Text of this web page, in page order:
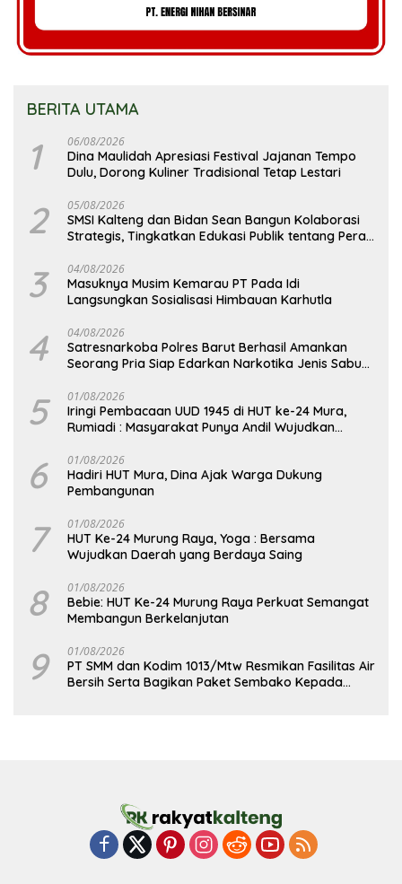
BERITA UTAMA
1 06/08/2026
Dina Maulidah Apresiasi Festival Jajanan Tempo
Dulu, Dorong Kuliner Tradisional Tetap Lestari
2 05/08/2026
SMSI Kalteng dan Bidan Sean Bangun Kolaborasi
Strategis, Tingkatkan Edukasi Publik tentang Peran
3 04/08/2026
Masuknya Musim Kemarau PT Pada Idi
Langsungkan Sosialisasi Himbauan Karhutla
4 04/08/2026
Satresnarkoba Polres Barut Berhasil Amankan
Seorang Pria Siap Edarkan Narkotika Jenis Sabu
5 01/08/2026
Iringi Pembacaan UUD 1945 di HUT ke-24 Mura,
Rumiadi : Masyarakat Punya Andil Wujudkan
6 01/08/2026
Hadiri HUT Mura, Dina Ajak Warga Dukung
Pembangunan
7 01/08/2026
HUT Ke-24 Murung Raya, Yoga : Bersama
Wujudkan Daerah yang Berdaya Saing
8 01/08/2026
Bebie: HUT Ke-24 Murung Raya Perkuat Semangat
Membangun Berkelanjutan
9 01/08/2026
PT SMM dan Kodim 1013/Mtw Resmikan Fasilitas Air
Bersih Serta Bagikan Paket Sembako Kepada